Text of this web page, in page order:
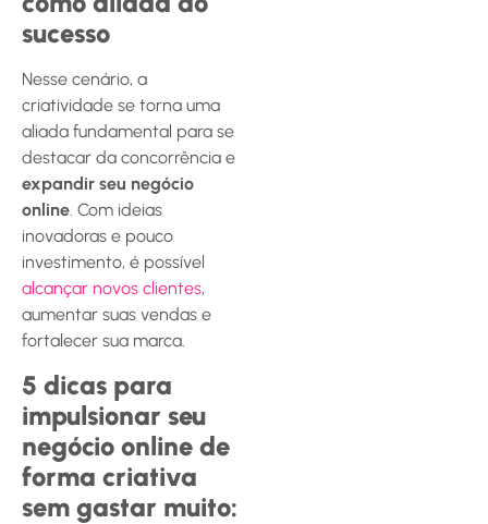
sucesso
Nesse cenário, a
criatividade se torna uma
aliada fundamental para se
destacar da concorrência e
expandir seu negócio
online. Com ideias
inovadoras e pouco
investimento, é possível
alcançar novos clientes,
aumentar suas vendas e
fortalecer sua marca.
5 dicas para
impulsionar seu
negócio online de
forma criativa
sem gastar muito: